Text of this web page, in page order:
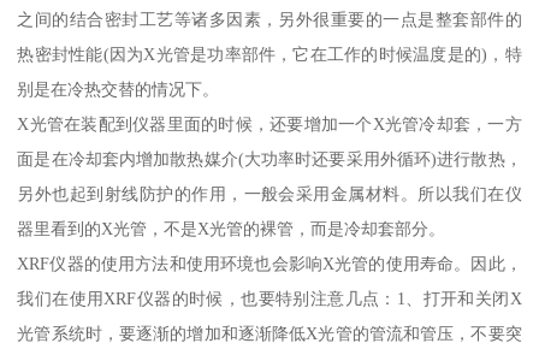
之间的结合密封工艺等诸多因素，另外很重要的一点是整套部件的
热密封性能(因为X光管是功率部件，它在工作的时候温度是的)，特
别是在冷热交替的情况下。
X光管在装配到仪器里面的时候，还要增加一个X光管冷却套，一方
面是在冷却套内增加散热媒介(大功率时还要采用外循环)进行散热，
另外也起到射线防护的作用，一般会采用金属材料。所以我们在仪
器里看到的X光管，不是X光管的裸管，而是冷却套部分。
XRF仪器的使用方法和使用环境也会影响X光管的使用寿命。因此，
我们在使用XRF仪器的时候，也要特别注意几点：1、打开和关闭X
光管系统时，要逐渐的增加和逐渐降低X光管的管流和管压，不要突